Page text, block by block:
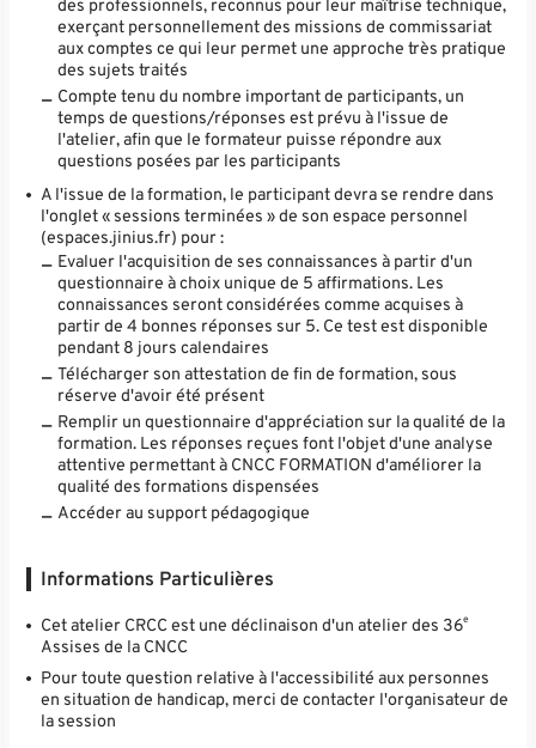
des professionnels, reconnus pour leur maîtrise technique,
exerçant personnellement des missions de commissariat
aux comptes ce qui leur permet une approche très pratique
des sujets traités
Compte tenu du nombre important de participants, un
temps de questions/réponses est prévu à l'issue de
l'atelier, afin que le formateur puisse répondre aux
questions posées par les participants
A l'issue de la formation, le participant devra se rendre dans
l'onglet « sessions terminées » de son espace personnel
(espaces.jinius.fr) pour :
Evaluer l'acquisition de ses connaissances à partir d'un
questionnaire à choix unique de 5 affirmations. Les
connaissances seront considérées comme acquises à
partir de 4 bonnes réponses sur 5. Ce test est disponible
pendant 8 jours calendaires
Télécharger son attestation de fin de formation, sous
réserve d'avoir été présent
Remplir un questionnaire d'appréciation sur la qualité de la
formation. Les réponses reçues font l'objet d'une analyse
attentive permettant à CNCC FORMATION d'améliorer la
qualité des formations dispensées
Accéder au support pédagogique
Informations Particulières
Cet atelier CRCC est une déclinaison d'un atelier des 36e
Assises de la CNCC
Pour toute question relative à l'accessibilité aux personnes
en situation de handicap, merci de contacter l'organisateur de
la session